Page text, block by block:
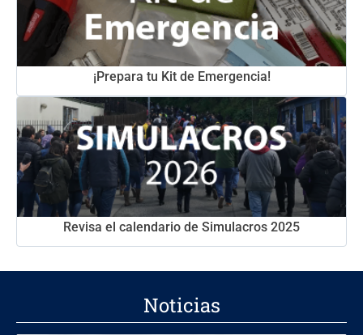
¡Prepara tu Kit de Emergencia!
Revisa el calendario de Simulacros 2025
Noticias